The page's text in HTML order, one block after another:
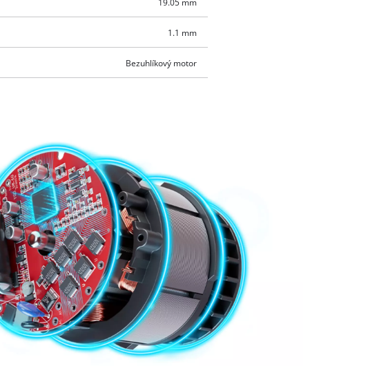
19.05 mm
1.1 mm
Bezuhlíkový motor